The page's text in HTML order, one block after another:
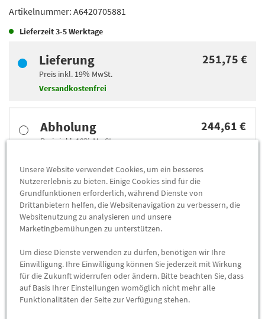
Artikelnummer: A6420705881
Lieferzeit3-5 Werktage
Lieferung
Preis inkl. 19% MwSt.
Versandkostenfrei
251,75 €
Abholung
Preis inkl.19%MwSt.
244,61 €
-
ZUM WARENKORB HINZUFÜGEN
Herstellerangaben: Mercedes-Benz AG |Mercedesstr. 120 |
70723 Stuttgart |Tel: +49711170 |E-Mail:
dialog.mb@mercedes-benz.com|Webseite:
https://www.mercedes-benz.com
Unsere Website verwendet Cookies, um ein besseres
Nutzererlebnis zu bieten. Einige Cookies sind für die
Grundfunktionen erforderlich, während Dienste von
Drittanbietern helfen, die Websitenavigation zu verbessern, die
Websitenutzung zu analysieren und unsere
Marketingbemühungen zu unterstützen.
Um diese Dienste verwenden zu dürfen, benötigen wir Ihre
Einwilligung. Ihre Einwilligung können Sie jederzeit mit Wirkung
für die Zukunft widerrufen oder ändern. Bitte beachten Sie, dass
auf Basis Ihrer Einstellungen womöglich nicht mehr alle
Funktionalitäten der Seite zur Verfügung stehen.